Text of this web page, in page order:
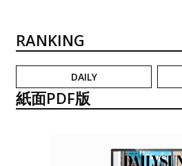
RANKING
DAILY
紙面PDF版